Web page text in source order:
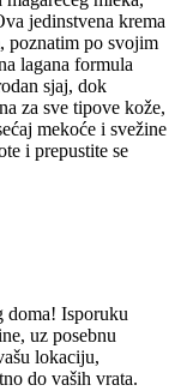
jedinstvena krema
poznatim po svojim
lagana formula
sjaj, dok
za sve tipove kože,
mekoće i svežine
i prepustite se
doma! Isporuku
uz posebnu
lokaciju,
do vaših vrata.